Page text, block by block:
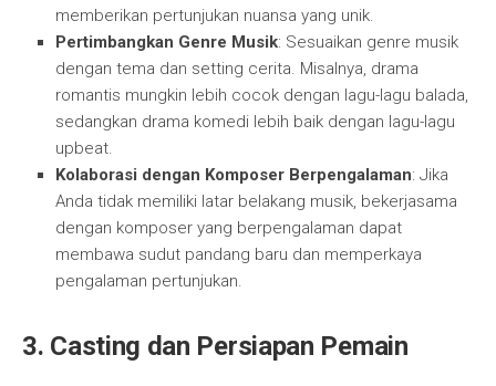
memberikan pertunjukan nuansa yang unik.
Pertimbangkan Genre Musik: Sesuaikan genre musik
dengan tema dan setting cerita. Misalnya, drama
romantis mungkin lebih cocok dengan lagu-lagu balada,
sedangkan drama komedi lebih baik dengan lagu-lagu
upbeat.
Kolaborasi dengan Komposer Berpengalaman: Jika
Anda tidak memiliki latar belakang musik, bekerjasama
dengan komposer yang berpengalaman dapat
membawa sudut pandang baru dan memperkaya
pengalaman pertunjukan.
3. Casting dan Persiapan Pemain